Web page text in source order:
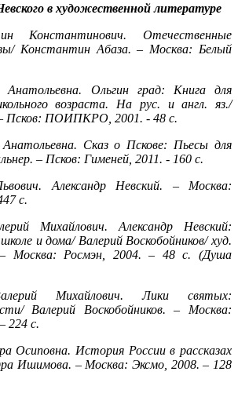
в художественной литературе
Константинович. Отечественные
Константин Абаза. – Москва: Белый
Ольгин град: Книга для
возраста. На рус. и англ. яз./
Псков: ПОИПКРО, 2001. - 48 с.
Сказ о Пскове: Пьесы для
– Псков: Гименей, 2011. - 160 с.
Александр Невский. – Москва:
с.
Михайлович. Александр Невский:
и дома/ Валерий Воскобойников/ худ.
Москва: Росмэн, 2004. – 48 с. (Душа
Михайлович. Лики святых:
Валерий Воскобойников. – Москва:
224 с.
Осиповна. История России в рассказах
Ишимова. – Москва: Эксмо, 2008. – 128